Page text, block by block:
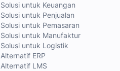
Solusi untuk Keuangan
Solusi untuk Penjualan
Solusi untuk Pemasaran
Solusi untuk Manufaktur
Solusi untuk Logistik
Alternatif ERP
Alternatif LMS